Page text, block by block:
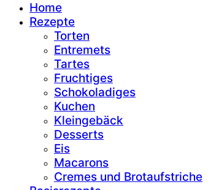
Home
Rezepte
Torten
Entremets
Tartes
Fruchtiges
Schokoladiges
Kuchen
Kleingebäck
Desserts
Eis
Macarons
Cremes und Brotaufstriche